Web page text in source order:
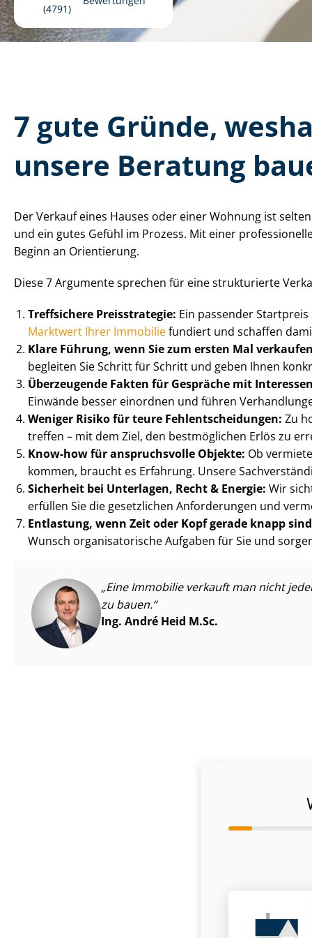
4791
7 gute Gründe,
unsere Beratung
Der Verkauf eines Hauses oder einer Wohnung ist
und ein gutes Gefühl im Prozess. Mit einer
Beginn an Orientierung.
Diese 7 Argumente sprechen für eine strukturierte
Treffsichere Preisstrategie: Ein passender
Marktwert Ihrer Immobiliefundiert und schaffen
Klare Führung, wenn Sie zum ersten Mal
begleiten Sie Schritt für Schritt und geben Ihnen
Überzeugende Fakten für Gespräche mit
Einwände besser einordnen und führen
Weniger Risiko für teure Fehl­ent­schei­dun­gen: Zu
treffen – mit dem Ziel, den bestmöglichen Erlös zu
Know-how für anspruchsvolle Objekte: Ob
kommen, braucht es Erfahrung. Unsere
Sicherheit bei Unterlagen, Recht & Energie: Wir
erfüllen Sie die gesetzlichen Anforderungen und
Entlastung, wenn Zeit oder Kopf gerade knapp
Wunsch or­ga­ni­sa­to­ri­sche Aufgaben für Sie und
Eine Immobilie verkauft man nicht
zu bauen.
Ing. André Heid M.Sc.